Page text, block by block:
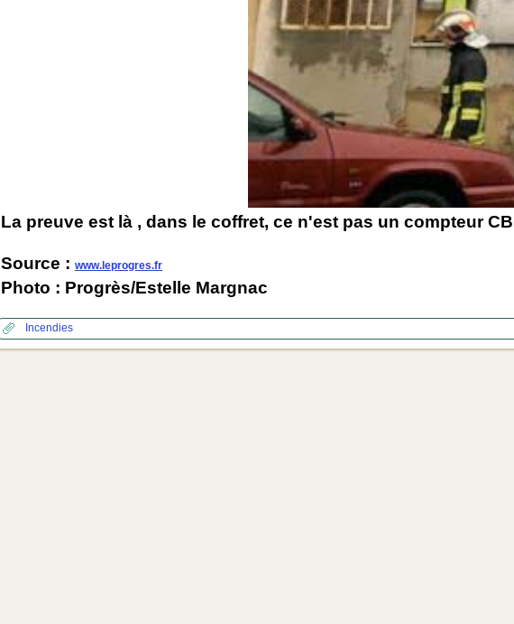
La preuve est là , dans le coffret, ce n'est pas un compteur
Source : www.leprogres.fr
Photo : Progrès/Estelle Margnac
Incendies